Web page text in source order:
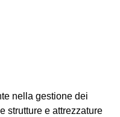
nella gestione dei
strutture e attrezzature